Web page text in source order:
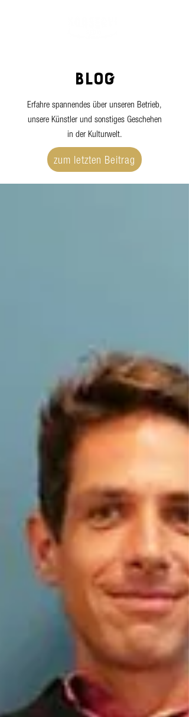
BLOG
Erfahre spannendes über unseren Betrieb,
unsere Künstler und sonstiges Geschehen
in der Kulturwelt.
zum letzten Beitrag